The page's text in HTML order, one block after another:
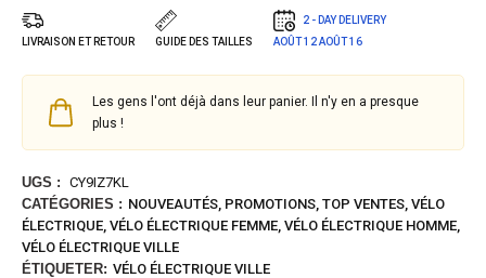
LIVRAISON ET RETOUR GUIDE DES TAILLES
2 - DAY DELIVERY
AOÛT 12AOÛT 16
Les gens l'ont déjà dans leur panier. Il n'y en a presque
plus !
UGS : CY9IZ7KL
CATÉGORIES : NOUVEAUTÉS, PROMOTIONS, TOP VENTES, VÉLO
ÉLECTRIQUE, VÉLO ÉLECTRIQUE FEMME, VÉLO ÉLECTRIQUE HOMME,
VÉLO ÉLECTRIQUE VILLE
ÉTIQUETER: VÉLO ÉLECTRIQUE VILLE